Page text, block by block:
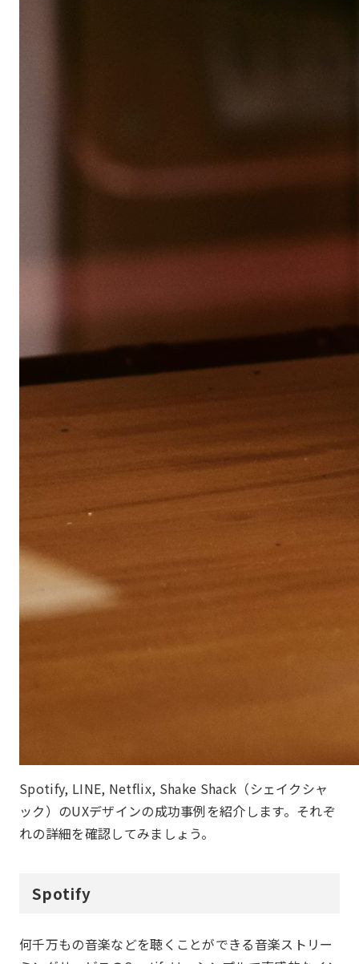
Spotify, LINE, Netflix, Shake Shack（シェイクシャ
ック）のUXデザインの成功事例を紹介します。それぞ
れの詳細を確認してみましょう。
Spotify
何千万もの音楽などを聴くことができる音楽ストリー